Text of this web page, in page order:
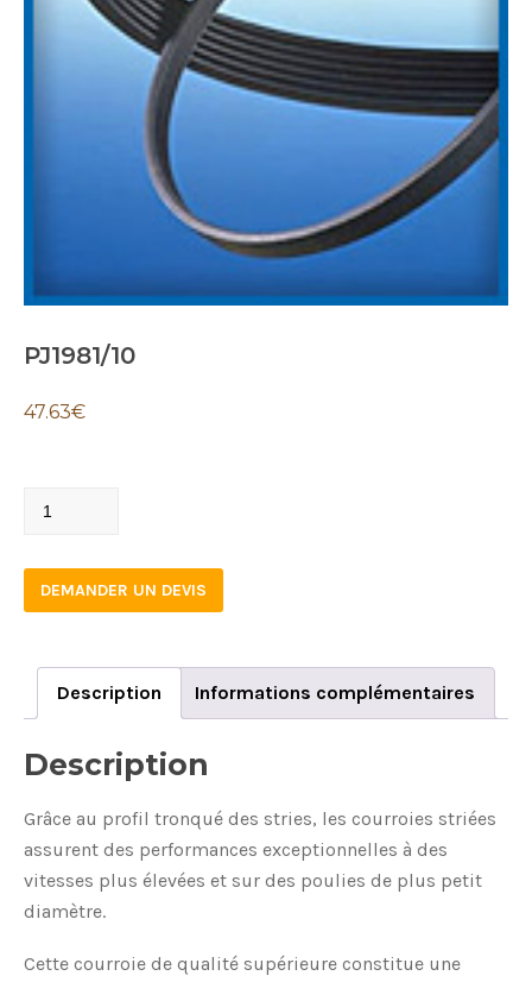
PJ1981/10
47.63€
PJ1981/10
DEMANDER UN DEVIS
Description Informations complémentaires
Description
Grâce au profil tronqué des stries, les courroies striées
assurent des performances exceptionnelles à des
vitesses plus élevées et sur des poulies de plus petit
diamètre.
Cette courroie de qualité supérieure constitue une